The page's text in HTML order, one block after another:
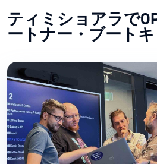
ティミショアラで
ートナー・ブート